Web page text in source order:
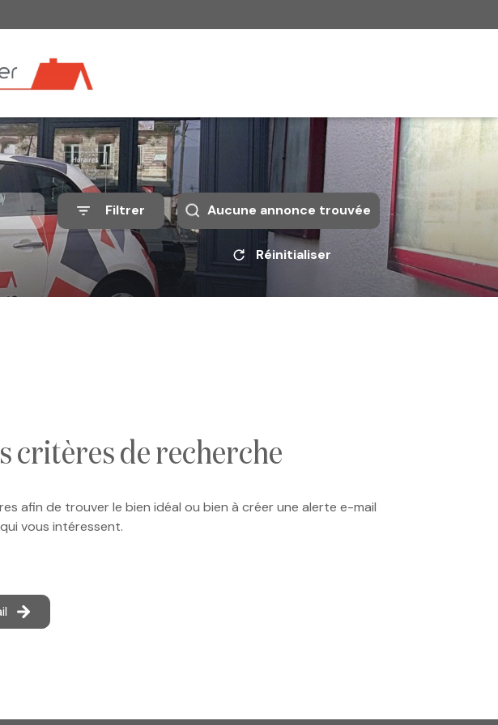
Filtrer Aucune annonce trouvée
Réinitialiser
critères de recherche
afin de trouver le bien idéal ou bien à créer une alerte e-mail
vous intéressent.